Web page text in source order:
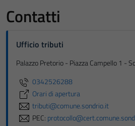
Contatti
Ufficio tributi
Palazzo Pretorio - Piazza Campello 1 -
0342526288
Orari di apertura
tributi@comune.sondrio.it
PEC: